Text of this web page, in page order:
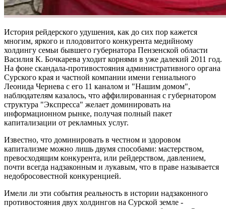
История рейдерского удушения, как до сих пор кажется
многим, яркого и плодовитого конкурента медийному
холдингу семьи бывшего губернатора Пензенской области
Василия К. Бочкарева уходит корнями в уже далекий 2011 год.
На фоне скандала-противостояния административного органа
Сурского края и частной компании имени гениального
Леонида Чернева с его 11 каналом и "Нашим домом",
наблюдателям казалось, что аффилированная с губернатором
структура "Экспресса" желает доминировать на
информационном рынке, получая полный пакет
капитализации от рекламных услуг.
Известно, что доминировать в честном и здоровом
капитализме можно лишь двумя способами: мастерством,
превосходящим конкурента, или рейдерством, давлением,
почти всегда надзаконным и лукавым, что в праве называется
недобросовестной конкуренцией.
Имели ли эти события реальность в истории надзаконного
противостояния двух холдингов на Сурской земле -